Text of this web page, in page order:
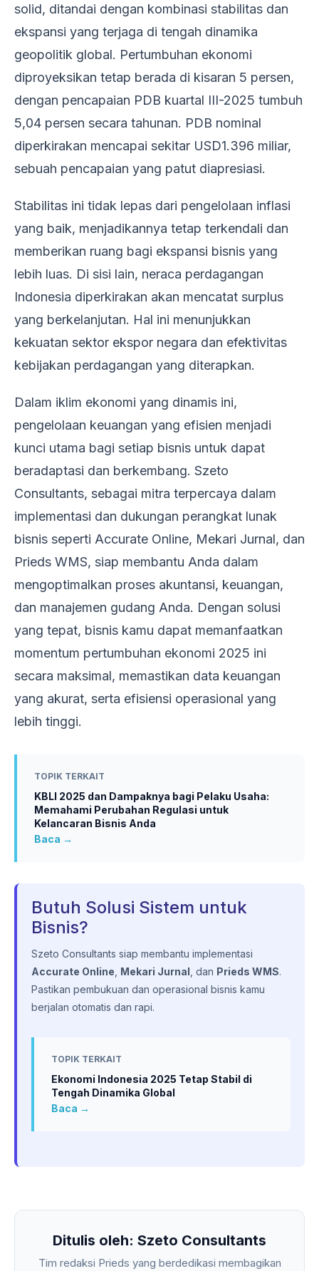
solid, ditandai dengan kombinasi stabilitas dan
ekspansi yang terjaga di tengah dinamika
geopolitik global. Pertumbuhan ekonomi
diproyeksikan tetap berada di kisaran 5 persen,
dengan pencapaian PDB kuartal III-2025 tumbuh
5,04 persen secara tahunan. PDB nominal
diperkirakan mencapai sekitar USD1.396 miliar,
sebuah pencapaian yang patut diapresiasi.
Stabilitas ini tidak lepas dari pengelolaan inflasi
yang baik, menjadikannya tetap terkendali dan
memberikan ruang bagi ekspansi bisnis yang
lebih luas. Di sisi lain, neraca perdagangan
Indonesia diperkirakan akan mencatat surplus
yang berkelanjutan. Hal ini menunjukkan
kekuatan sektor ekspor negara dan efektivitas
kebijakan perdagangan yang diterapkan.
Dalam iklim ekonomi yang dinamis ini,
pengelolaan keuangan yang efisien menjadi
kunci utama bagi setiap bisnis untuk dapat
beradaptasi dan berkembang. Szeto
Consultants, sebagai mitra terpercaya dalam
implementasi dan dukungan perangkat lunak
bisnis seperti Accurate Online, Mekari Jurnal, dan
Prieds WMS, siap membantu Anda dalam
mengoptimalkan proses akuntansi, keuangan,
dan manajemen gudang Anda. Dengan solusi
yang tepat, bisnis kamu dapat memanfaatkan
momentum pertumbuhan ekonomi 2025 ini
secara maksimal, memastikan data keuangan
yang akurat, serta efisiensi operasional yang
lebih tinggi.
TOPIK TERKAIT
KBLI 2025 dan Dampaknya bagi Pelaku Usaha:
Memahami Perubahan Regulasi untuk
Kelancaran Bisnis Anda
Baca →
Butuh Solusi Sistem untuk
Bisnis?
Szeto Consultants siap membantu implementasi
Accurate Online Mekari Jurnal , dan Prieds WMS.
Pastikan pembukuan dan operasional bisnis kamu
berjalan otomatis dan rapi.
TOPIK TERKAIT
Ekonomi Indonesia 2025 Tetap Stabil di
Tengah Dinamika Global
Baca →
Ditulis oleh: Szeto Consultants
Tim redaksi Prieds yang berdedikasi membagikan